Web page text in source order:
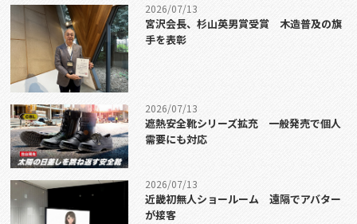
2026/07/13
宮沢会長、杉山英男賞受賞 木造普及の旗
手を表彰
2026/07/13
遮熱安全靴シリーズ拡充 一般発売で個人
需要にも対応
2026/07/13
近畿初無人ショールーム 遠隔でアバター
が接客